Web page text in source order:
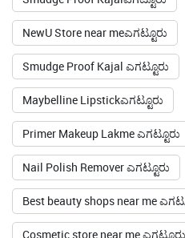
NewU Store near meಎಗಟ್ಟೂರು
Smudge Proof Kajal ಎಗಟ್ಟೂರು
Maybelline Lipstickಎಗಟ್ಟೂರು
Primer Makeup Lakme ಎಗಟ್ಟೂರು
Nail Polish Remover ಎಗಟ್ಟೂರು
Best beauty shops near me
Cosmetic store near me ಎಗಟ್ಟೂರು